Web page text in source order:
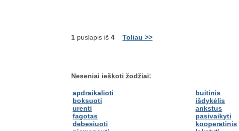
1 puslapis iš4 Toliau >>
Neseniai ieškoti žodžiai:
apdraikalioti
boksuoti
urenti
fagotas
debesiuoti
buitinis
išdykėlis
ankstus
pasivaikyti
kooperatinis